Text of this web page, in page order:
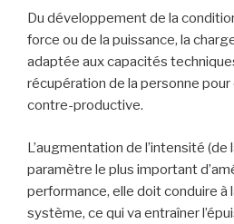
Du développement de la
force ou de la puissance, la
adaptée aux capacités
récupération de la personne
contre-productive.
L’augmentation de l’intensité (de
paramètre le plus important
performance, elle doit conduire à
système, ce qui va entraîner